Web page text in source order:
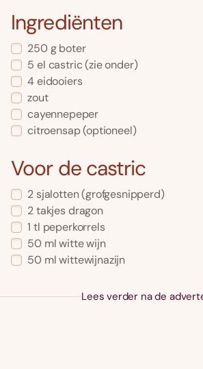
Ingrediënten
250 g boter
5 el castric(zie onder)
4eidooiers
zout
cayennepeper
citroensap(optioneel)
Voor de castric
2 sjalotten(grofgesnipperd)
2takjesdragon
1 tl peperkorrels
50 ml witte wijn
50 ml wittewijnazijn
Lees verder na de